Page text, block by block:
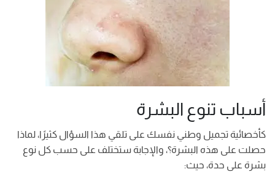
أسباب تنوع البشرة
كأخصائية تجميل وطني نفسك على تلقي هذا السؤال كثيرًا، لماذا
حصلت على هذه البشرة؟، والإجابة ستختلف على حسب كل نوع
بشرة على حدة، حيث: